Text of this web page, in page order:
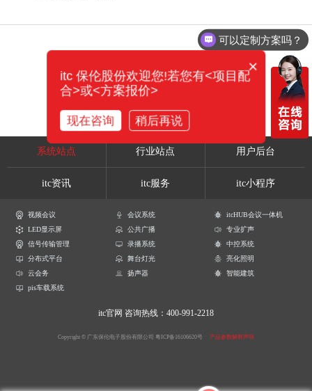
系统站点 行业站点 用户后台
itc资讯 itc服务 itc小程序
视频会议 会议系统
itcHUB会议一体机
LED显示屏
公共广播
专业扩声
信号传输管理
录播系统
中控系统
分布式平台
舞台灯光
亮化照明
云会务
扬声器
智能建筑
pis车载系统
itc官网 咨询热线：400-991-2218
Copyright © 广东保伦电子股份有限公司 粤ICP备16106620号 产品参数解释声明
可以定制方案吗？
×
itc 保伦股份欢迎您!若您有<项目配
合>或<方案报价>
现在咨询 稍后再说